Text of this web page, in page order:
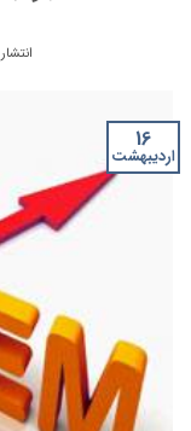
16
اردیبهشت